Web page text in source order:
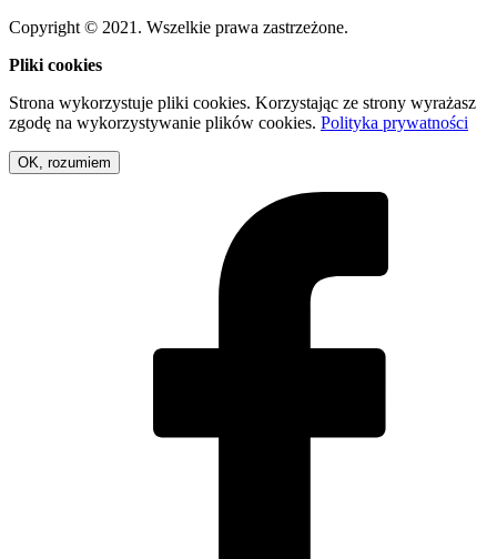
Copyright © 2021. Wszelkie prawa zastrzeżone.
Pliki cookies
Strona wykorzystuje pliki cookies. Korzystając ze strony wyrażasz
zgodę na wykorzystywanie plików cookies. Polityka prywatności
OK, rozumiem